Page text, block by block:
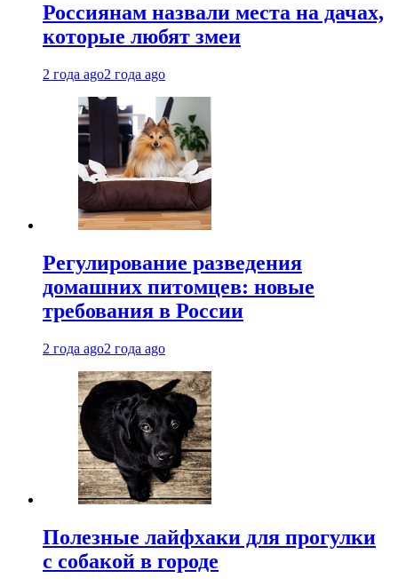
Россиянам назвали места на дачах,
которые любят змеи
2 года ago2 года ago
Регулирование разведения
домашних питомцев: новые
требования в России
2 года ago2 года ago
Полезные лайфхаки для прогулки
с собакой в городе